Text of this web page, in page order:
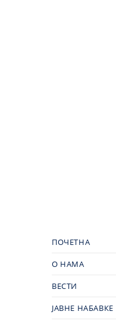
ПОЧЕТНА
О НАМА
ВЕСТИ
ЈАВНЕ НАБАВКЕ